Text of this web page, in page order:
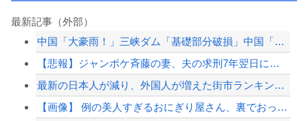
最新記事（外部）
中国「大豪雨！」三峡ダム「基礎部分破損」中国「全力放流！」台風13号「中国上陸予...
【悲報】ジャンポケ斉藤の妻、夫の求刑7年翌日にウキウキでInstagram更新
最新の日本人が減り、外国人が増えた街市ランキングをご覧下さい→5位川口市、4位京...
【画像】 例の美人すぎるおにぎり屋さん、裏でおっさんが握っていたｗｗｗｗｗｗｗｗ...